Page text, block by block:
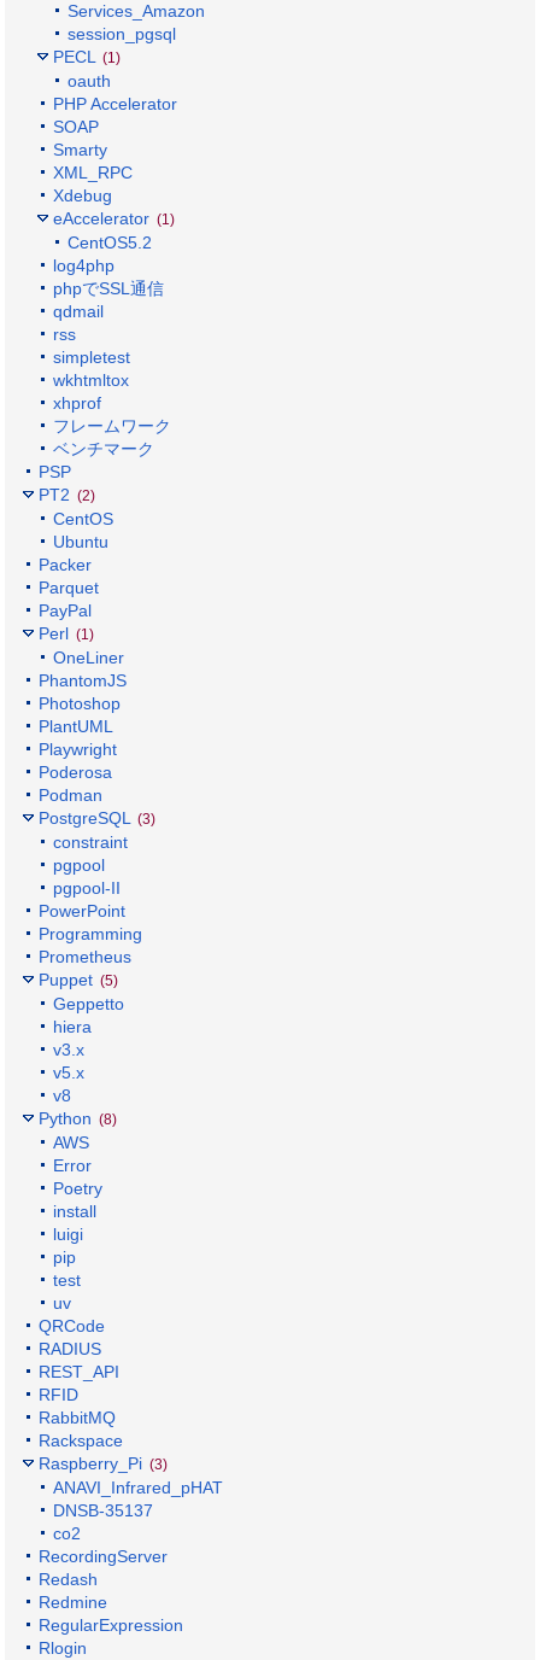
Services_Amazon
session_pgsql
PECL (1)
oauth
PHP Accelerator
SOAP
Smarty
XML_RPC
Xdebug
eAccelerator (1)
CentOS5.2
log4php
phpでSSL通信
qdmail
rss
simpletest
wkhtmltox
xhprof
フレームワーク
ベンチマーク
PSP
PT2 (2)
CentOS
Ubuntu
Packer
Parquet
PayPal
Perl (1)
OneLiner
PhantomJS
Photoshop
PlantUML
Playwright
Poderosa
Podman
PostgreSQL (3)
constraint
pgpool
pgpool-II
PowerPoint
Programming
Prometheus
Puppet (5)
Geppetto
hiera
v3.x
v5.x
v8
Python (8)
AWS
Error
Poetry
install
luigi
pip
test
uv
QRCode
RADIUS
REST_API
RFID
RabbitMQ
Rackspace
Raspberry_Pi (3)
ANAVI_Infrared_pHAT
DNSB-35137
co2
RecordingServer
Redash
Redmine
RegularExpression
Rlogin